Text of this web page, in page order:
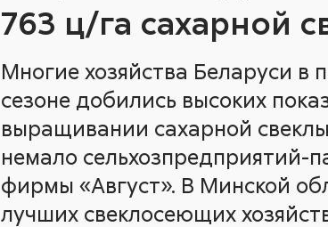
763 ц/га сахарной
Многие хозяйства Беларуси
сезоне добились высоких
выращивании сахарной
немало сельхозпредприятий-
фирмы «Август». В Минской
лучших свеклосеющих